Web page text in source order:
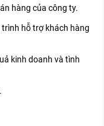
hàng của công ty.
hỗ trợ khách hàng
kinh doanh và tình